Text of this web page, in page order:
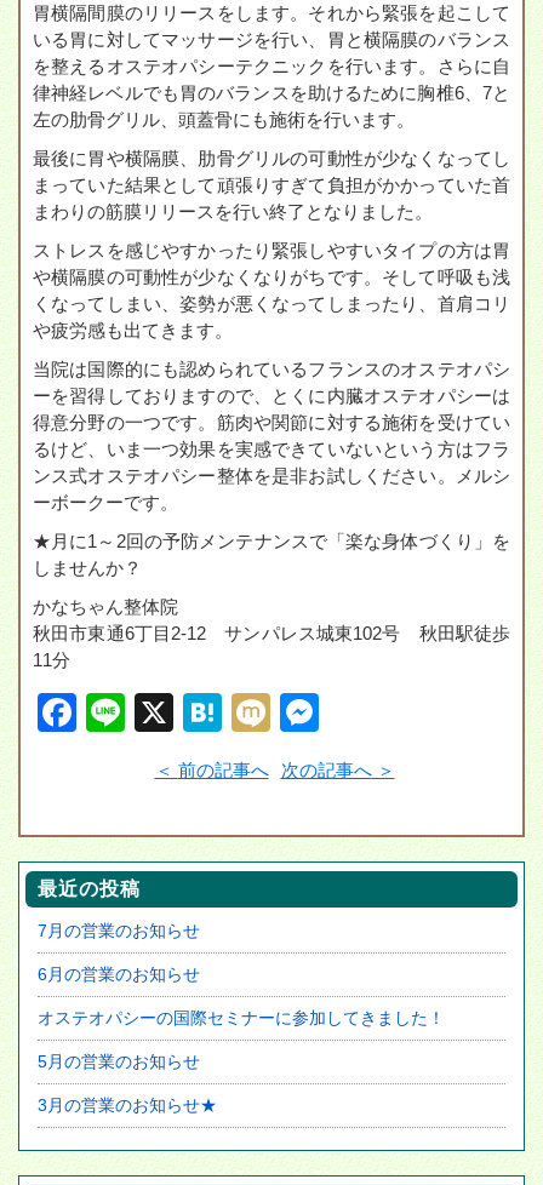
胃横隔間膜のリリースをします。それから緊張を起こして
いる胃に対してマッサージを行い、胃と横隔膜のバランス
を整えるオステオパシーテクニックを行います。さらに自
律神経レベルでも胃のバランスを助けるために胸椎6、7と
左の肋骨グリル、頭蓋骨にも施術を行います。
最後に胃や横隔膜、肋骨グリルの可動性が少なくなってし
まっていた結果として頑張りすぎて負担がかかっていた首
まわりの筋膜リリースを行い終了となりました。
ストレスを感じやすかったり緊張しやすいタイプの方は胃
や横隔膜の可動性が少なくなりがちです。そして呼吸も浅
くなってしまい、姿勢が悪くなってしまったり、首肩コリ
や疲労感も出てきます。
当院は国際的にも認められているフランスのオステオパシ
ーを習得しておりますので、とくに内臓オステオパシーは
得意分野の一つです。筋肉や関節に対する施術を受けてい
るけど、いま一つ効果を実感できていないという方はフラ
ンス式オステオパシー整体を是非お試しください。メルシ
ーボークーです。
★月に1～2回の予防メンテナンスで「楽な身体づくり」を
しませんか？
かなちゃん整体院
秋田市東通6丁目2-12 サンパレス城東102号 秋田駅徒歩
11分
F
e
b
o
o
k
Li
X
H
at
e
n
a
M
ixi
e
ss
e
n
g
er
前の記事へ 次の記事へ
最近の投稿
7月の営業のお知らせ
6月の営業のお知らせ
オステオパシーの国際セミナーに参加してきました！
5月の営業のお知らせ
3月の営業のお知らせ★